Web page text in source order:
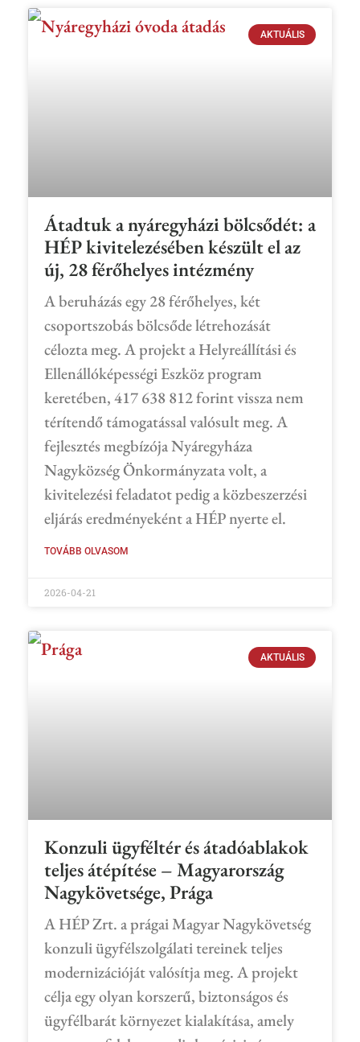
AKTUÁLIS
Átadtuk a nyáregyházi bölcsődét: a
HÉP kivitelezésében készült el az
új, 28 férőhelyes intézmény
A beruházás egy 28 férőhelyes, két
csoportszobás bölcsőde létrehozását
célozta meg. A projekt a Helyreállítási és
Ellenállóképességi Eszköz program
keretében, 417 638 812 forint vissza nem
térítendő támogatással valósult meg. A
fejlesztés megbízója Nyáregyháza
Nagyközség Önkormányzata volt, a
kivitelezési feladatot pedig a közbeszerzési
eljárás eredményeként a HÉP nyerte el.
TOVÁBB OLVASOM
2026-04-21
AKTUÁLIS
Konzuli ügyféltér és átadóablakok
teljes átépítése – Magyarország
Nagykövetsége, Prága
A HÉP Zrt. a prágai Magyar Nagykövetség
konzuli ügyfélszolgálati tereinek teljes
modernizációját valósítja meg. A projekt
célja egy olyan korszerű, biztonságos és
ügyfélbarát környezet kialakítása, amely